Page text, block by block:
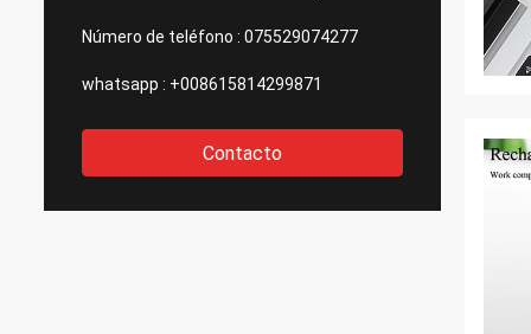
Número de teléfono : 075529074277
whatsapp : +008615814299871
Contacto